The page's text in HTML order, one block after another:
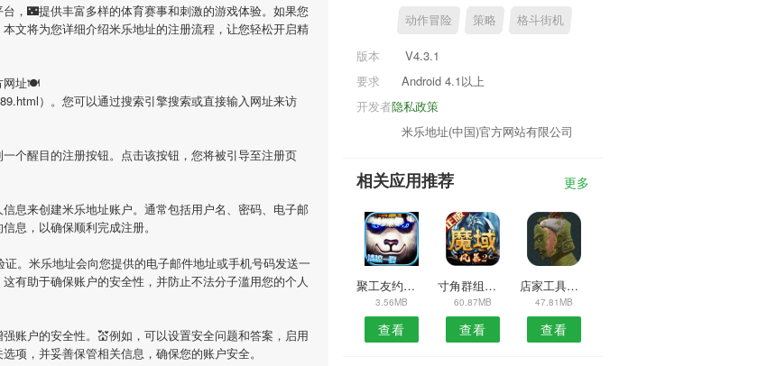
，🌃提供丰富多样的体育赛事和刺激的游戏体验。如果您
文将为您详细介绍米乐地址的注册流程，让您轻松开启精
网址🍽
）。您可以通过搜索引擎搜索或直接输入网址来访
个醒目的注册按钮。点击该按钮，您将被引导至注册页
息来创建米乐地址账户。通常包括用户名、密码、电子邮
息，以确保顺利完成注册。
。 米乐地址会向您提供的电子邮件地址或手机号码发送一
有助于确保账户的安全性，并防止不法分子滥用您的个人
账户的安全性。💒例如，可以设置安全问题和答案，启用
项，并妥善保管相关信息，确保您的账户安全。
动作冒险 策略 格斗街机
版本
V4.3.1
要求
Android 4.1以上
隐私政策
开发者
米乐地址(中国)官方网站有限公司
相关应用推荐 更多
聚工友约安卓版
3.56MB
查看
寸角群组安卓版
60.87MB
查看
店家工具安卓版
47.81MB
查看